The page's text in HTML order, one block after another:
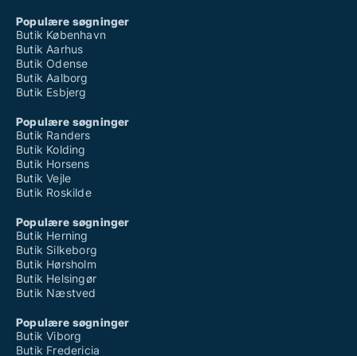
Populære søgninger
Butik København
Butik Aarhus
Butik Odense
Butik Aalborg
Butik Esbjerg
Populære søgninger
Butik Randers
Butik Kolding
Butik Horsens
Butik Vejle
Butik Roskilde
Populære søgninger
Butik Herning
Butik Silkeborg
Butik Hørsholm
Butik Helsingør
Butik Næstved
Populære søgninger
Butik Viborg
Butik Fredericia